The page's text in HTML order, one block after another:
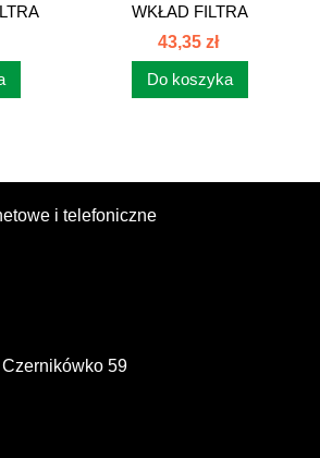
WKŁAD FILTRA
POWIETRZA 6 CYL...
43,35 zł
Do koszyka
i telefoniczne
59